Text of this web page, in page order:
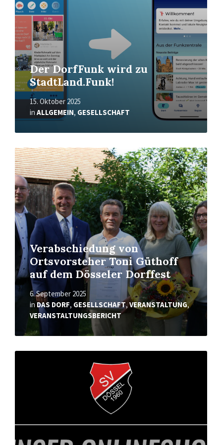
Der DorfFunk wird zu
StadtLand.Funk!
15. Oktober 2025
in ALLGEMEIN, GESELLSCHAFT
Verabschiedung von
Ortsvorsteher Toni Güthoff
auf dem Dösseler Dorffest
6. September 2025
in DAS DORF, GESELLSCHAFT, VERANSTALTUNG,
VERANSTALTUNGSBERICHT
Read
More
Read